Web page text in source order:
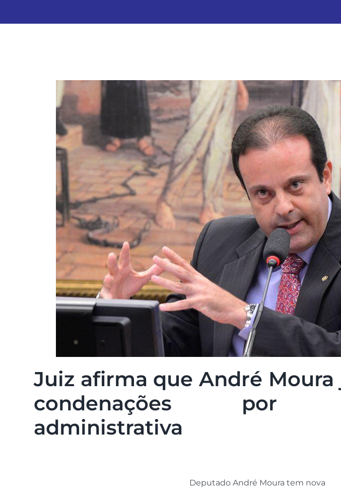
Juiz afirma que André
condenações por
administrativa
Deputado André Moura tem nova